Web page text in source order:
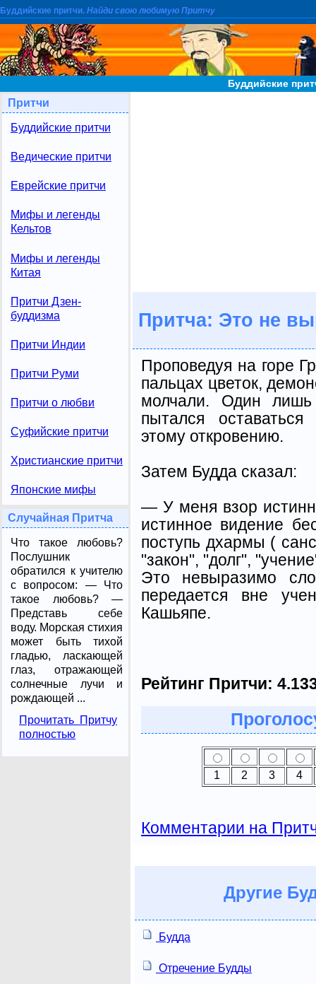
Буддийские притчи. Найди свою любимую Притчу
Буддийские
Притчи
Буддийские притчи
Ведические притчи
Еврейские притчи
Мифы и легенды
Кельтов
Мифы и легенды
Китая
Притчи Дзен-
буддизма
Притчи Индии
Притчи Руми
Притчи о любви
Суфийские притчи
Христианские притчи
Японские мифы
Случайная Притча
Что такое любовь?
Послушник
обратился к учителю
с вопросом: — Что
такое любовь? —
Представь себе
воду. Морская стихия
может быть тихой
гладью, ласкающей
глаз, отражающей
солнечные лучи и
рождающей ...
Прочитать Притчу
полностью
Притча: Это не
Проповедуя на горе
пальцах цветок,
молчали. Один лишь
пы­тался
этому от­кровению.
Затем Будда сказал:
— У меня взор
истинное видение
поступь дхармы (
"закон", "долг",
Это невыразимо
передается вне
Кашьяпе.
Рейтинг Притчи:
1 2 3 4
Комментарии на
Другие
Будда
Отречение Будды